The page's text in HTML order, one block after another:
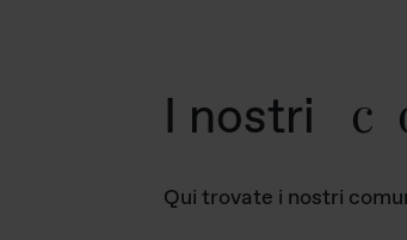
I nostri
Qui trovate i nostri